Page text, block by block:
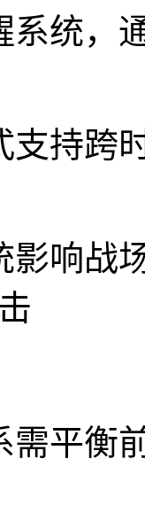
系统，
支持跨
影响战
需平衡